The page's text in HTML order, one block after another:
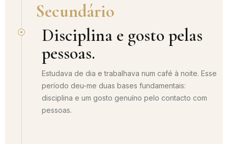
Secundário
Disciplina e gosto pelas
pessoas.
Estudava de dia e trabalhava num café à noite. Esse
período deu-me duas bases fundamentais:
disciplina e um gosto genuíno pelo contacto com
pessoas.